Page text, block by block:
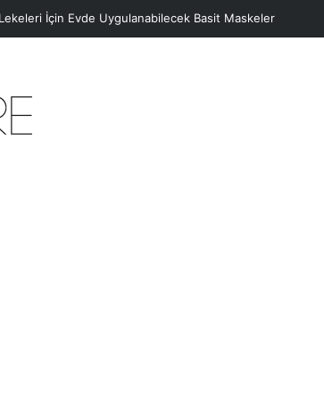
İçin Evde Uygulanabilecek Basit Maskeler